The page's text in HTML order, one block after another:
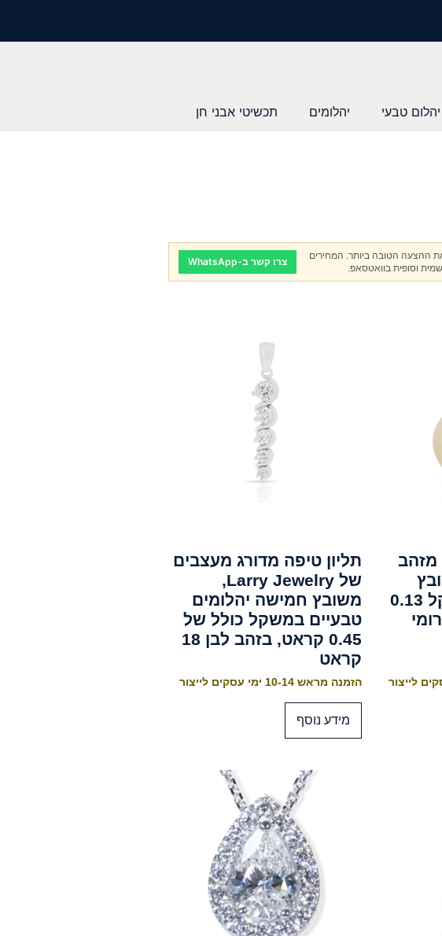
אלינו
טבעי יהלומים תכשיטי אבני חן
ההצעה הטובה ביותר. המחירים
וסופית בוואטסאפ.
צרו קשר ב-WhatsApp
מזהב
יהלום טבעי במשקל 0.13
תליון טיפה מדורג מעצבים
של Larry Jewelry,
משובץ חמישה יהלומים
טבעיים במשקל כולל של
0.45 קראט, בזהב לבן 18
קראט
הזמנה מראש 10-14 ימי עסקים לייצור
מידע נוסף